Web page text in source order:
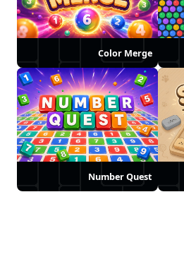
Color Merge
Number Quest